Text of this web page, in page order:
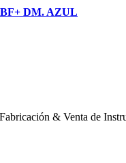
DM. AZUL
& Venta de